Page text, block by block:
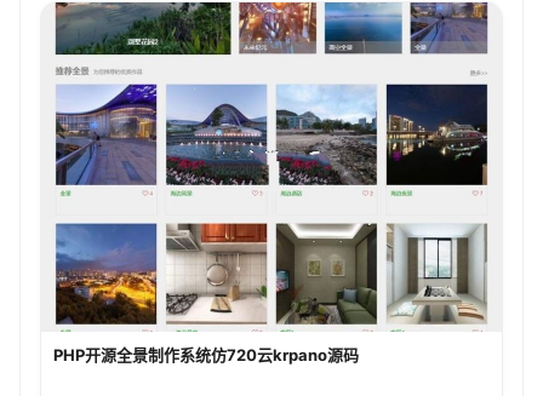
PHP开源全景制作系统仿720云krpano源码